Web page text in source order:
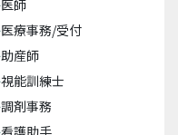
医師
医療事務/受付
助産師
視能訓練士
調剤事務
看護助手